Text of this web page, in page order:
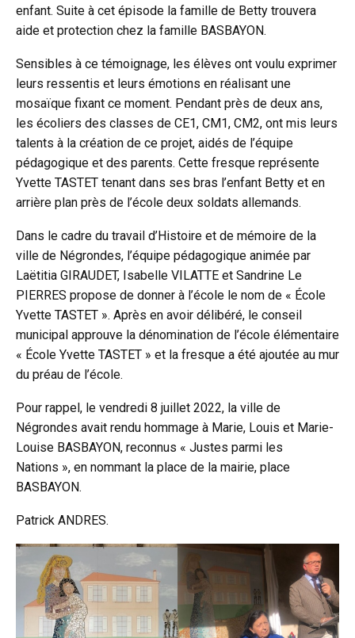
enfant. Suite à cet épisode la famille de Betty trouvera
aide et protection chez la famille BASBAYON.
Sensibles à ce témoignage, les élèves ont voulu exprimer
leurs ressentis et leurs émotions en réalisant une
mosaïque fixant ce moment. Pendant près de deux ans,
les écoliers des classes de CE1, CM1, CM2, ont mis leurs
talents à la création de ce projet, aidés de l’équipe
pédagogique et des parents. Cette fresque représente
Yvette TASTET tenant dans ses bras l’enfant Betty et en
arrière plan près de l’école deux soldats allemands.
Dans le cadre du travail d’Histoire et de mémoire de la
ville de Négrondes, l’équipe pédagogique animée par
Laëtitia GIRAUDET, Isabelle VILATTE et Sandrine Le
PIERRES propose de donner à l’école le nom de « École
Yvette TASTET ». Après en avoir délibéré, le conseil
municipal approuve la dénomination de l’école élémentaire
« École Yvette TASTET » et la fresque a été ajoutée au mur
du préau de l’école.
Pour rappel, le vendredi 8 juillet 2022, la ville de
Négrondes avait rendu hommage à Marie, Louis et Marie-
Louise BASBAYON, reconnus « Justes parmi les
Nations », en nommant la place de la mairie, place
BASBAYON.
Patrick ANDRES.